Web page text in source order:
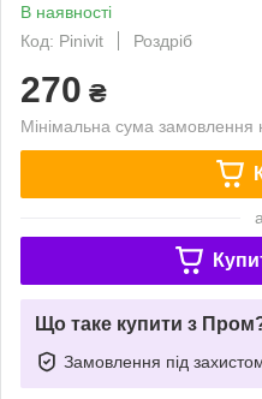
В наявності
Код: Pinivit
Роздріб
270 ₴
Мінімальна сума замовлення
Що таке купити з
Замовлення під